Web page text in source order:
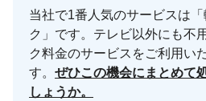
当社で1番人気のサービスは
ク」です。テレビ以外にも不
ク料金のサービスをご利用い
す。 ぜひこの機会にまとめて
しょうか。